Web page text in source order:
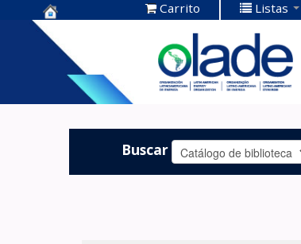
Centro de
Documentación
OLADE -
Carrito Listas
Buscar